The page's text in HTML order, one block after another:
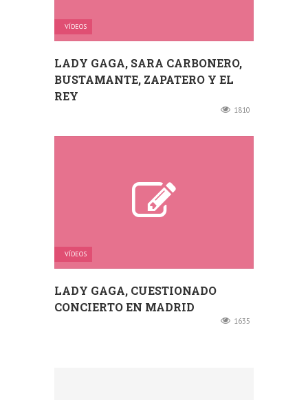
VÍDEOS
LADY GAGA, SARA CARBONERO,
BUSTAMANTE, ZAPATERO Y EL
REY
1810
VÍDEOS
LADY GAGA, CUESTIONADO
CONCIERTO EN MADRID
1635